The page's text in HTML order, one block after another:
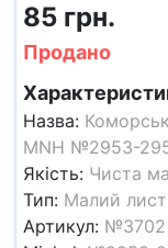
85 грн.
Продано
Назва:
MNH №2953-
Якість: Чиста
Тип: Малий лист
Артикул: №3702